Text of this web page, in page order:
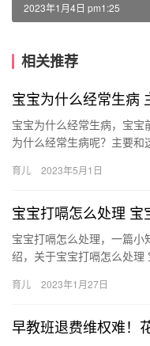
2023年1月4日 pm1:25
相关推荐
宝宝为什么经常生病
宝宝为什么经常生病，宝
为什么经常生病呢？主要和
是…
育儿 2023年5月1日
宝宝打嗝怎么处理 宝
宝宝打嗝怎么处理，一篇
绍，关于宝宝打嗝怎么处理
育儿 2023年1月27日
早教班退费维权难！